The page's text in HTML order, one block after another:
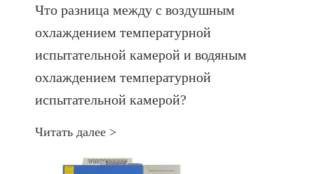
Что разница между с воздушным
охлаждением температурной
испытательной камерой и водяным
охлаждением температурной
испытательной камерой?
Читать далее >